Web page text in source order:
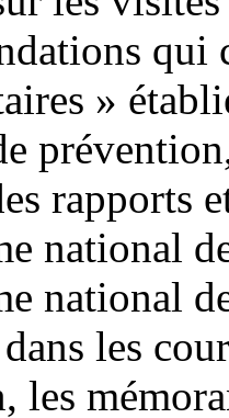
qui
»
rapports
national
national
les
les